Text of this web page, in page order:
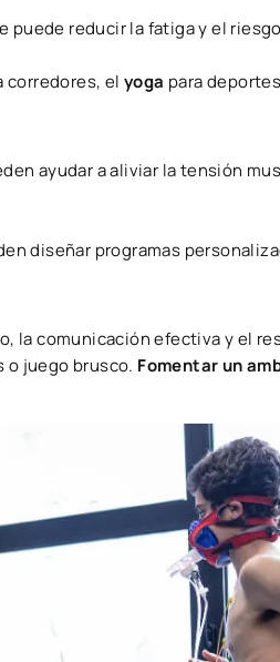
puede reducir la fatiga y el
corredores, elyoga para
ayudar a aliviar la tensión
diseñar programas
la comunicación efectiva y el
o juego brusco. Fomentar un